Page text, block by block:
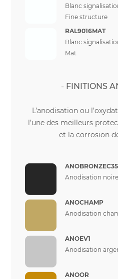
Blanc
Fine structure
RAL9016MAT
Blanc
Mat
FINITIONS
L’anodisation ou
l’une des meilleurs
et la corrosion
ANOBRONZEC35
Anodisation noire
ANOCHAMP
Anodisation
ANOEV1
Anodisation
ANOOR